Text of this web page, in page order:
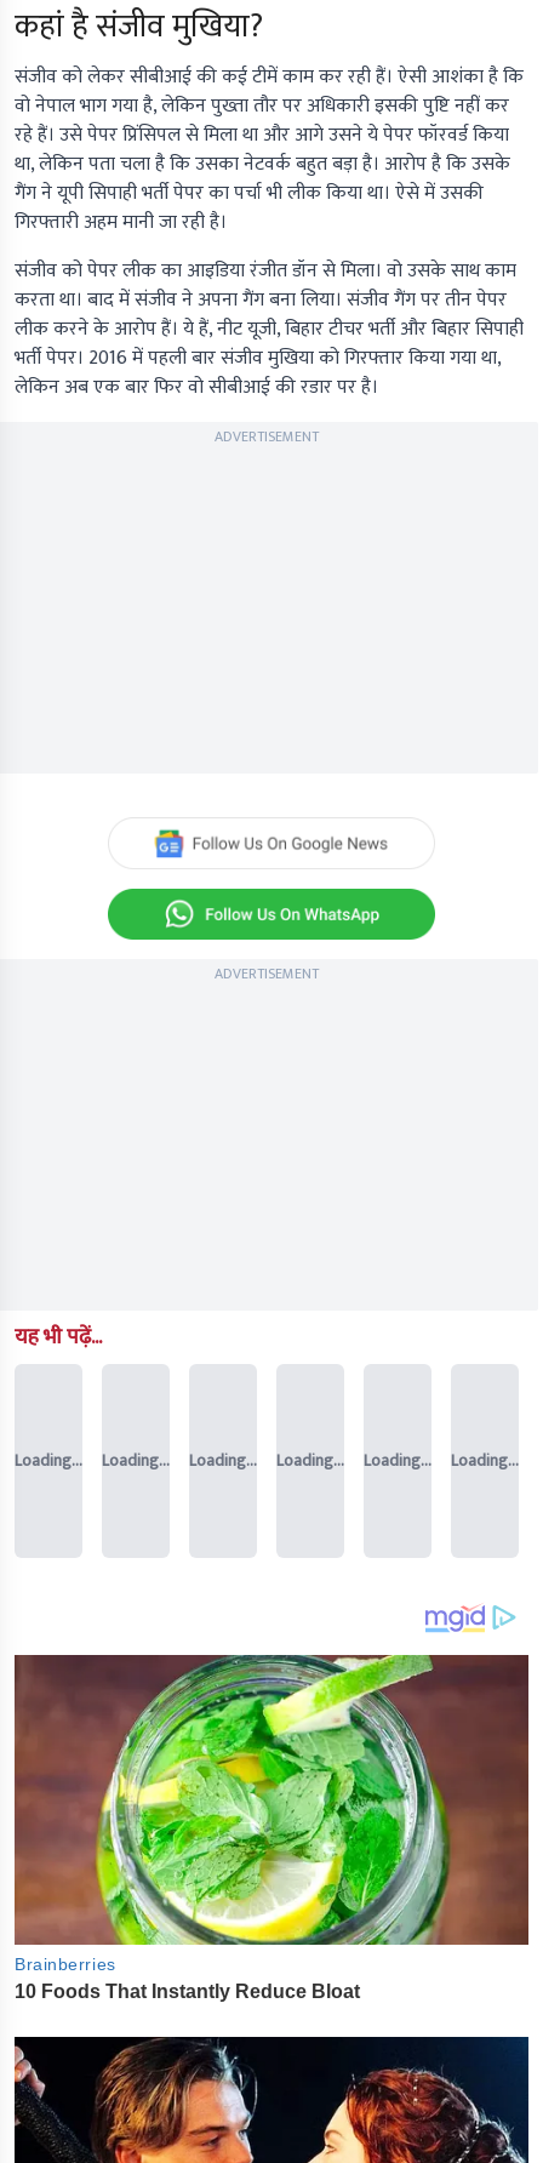
कहां है संजीव मुखिया?
संजीव को लेकर सीबीआई की कई टीमें काम कर रही हैं। ऐसी आशंका है कि
वो नेपाल भाग गया है, लेकिन पुख्ता तौर पर अधिकारी इसकी पुष्टि नहीं कर
रहे हैं। उसे पेपर प्रिंसिपल से मिला था और आगे उसने ये पेपर फॉरवर्ड किया
था, लेकिन पता चला है कि उसका नेटवर्क बहुत बड़ा है। आरोप है कि उसके
गैंग ने यूपी सिपाही भर्ती पेपर का पर्चा भी लीक किया था। ऐसे में उसकी
गिरफ्तारी अहम मानी जा रही है।
संजीव को पेपर लीक का आइडिया रंजीत डॉन से मिला। वो उसके साथ काम
करता था। बाद में संजीव ने अपना गैंग बना लिया। संजीव गैंग पर तीन पेपर
लीक करने के आरोप हैं। ये हैं, नीट यूजी, बिहार टीचर भर्ती और बिहार सिपाही
भर्ती पेपर। 2016 में पहली बार संजीव मुखिया को गिरफ्तार किया गया था,
लेकिन अब एक बार फिर वो सीबीआई की रडार पर है।
ADVERTISEMENT
ADVERTISEMENT
यह भी पढ़ें...
Loading... Loading... Loading... Loading... Loading... Loading...